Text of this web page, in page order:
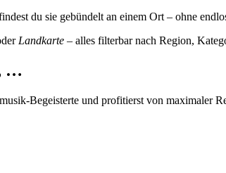
du sie gebündelt an einem Ort – ohne
Landkarte – alles filterbar nach Region,
…
Begeisterte und profitierst von maximaler